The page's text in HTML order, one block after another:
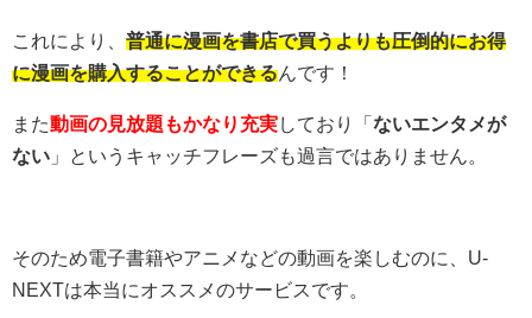
これにより、 普通に漫画を書店で買うよりも圧倒的にお得
に漫画を購入することができるんです！
また動画の見放題もかなり充実しており「 ないエンタメが
ない 」というキャッチフレーズも過言ではありません。
そのため電子書籍やアニメなどの動画を楽しむのに、U-
NEXTは本当にオススメのサービスです。